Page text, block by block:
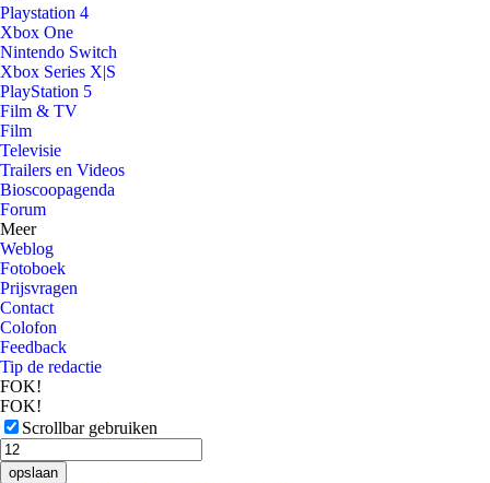
Playstation 4
Xbox One
Nintendo Switch
Xbox Series X|S
PlayStation 5
Film & TV
Film
Televisie
Trailers en Videos
Bioscoopagenda
Forum
Meer
Weblog
Fotoboek
Prijsvragen
Contact
Colofon
Feedback
Tip de redactie
FOK!
FOK!
Scrollbar gebruiken
opslaan